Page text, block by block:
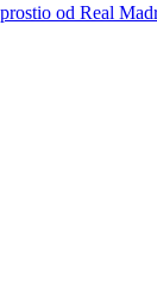
od Real